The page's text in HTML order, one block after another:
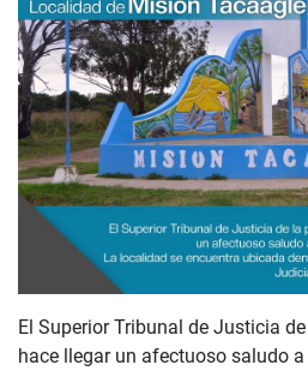
El Superior Tribunal de Justicia
hace llegar un afectuoso saludo